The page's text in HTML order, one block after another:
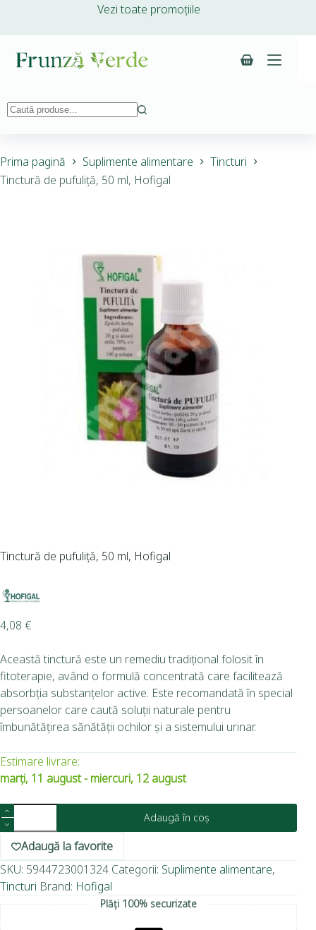
Vezi toate promoțiile
Prima pagină Suplimente alimentare
Tincturi
Tinctură de pufuliță, 50 ml, Hofigal
Tinctură de pufuliță, 50 ml, Hofigal
4,08 €
Această tinctură este un remediu tradițional folosit în
fitoterapie, având o formulă concentrată care facilitează
absorbția substanțelor active. Este recomandată în special
persoanelor care caută soluții naturale pentru
îmbunătățirea sănătății ochilor și a sistemului urinar.
Estimare livrare:
marți, 11 august - miercuri, 12 august
Adaugă în coș
Adaugă la favorite
SKU: 5944723001324 Categorii: Suplimente alimentare,
Tincturi Brand: Hofigal
Plăți 100% securizate